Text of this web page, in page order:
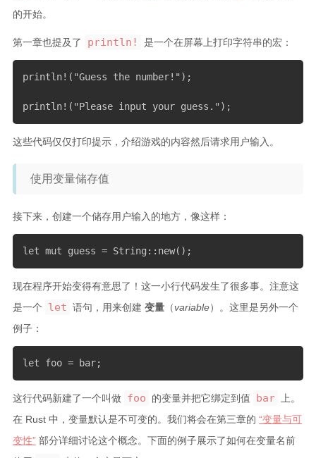
的开始。
第一章也提及了 println! 是一个在屏幕上打印字符串的宏：
println!("Guess the number!");
println!("Please input your guess.");
这些代码仅仅打印提示，介绍游戏的内容然后请求用户输入。
使用变量储存值
接下来，创建一个储存用户输入的地方，像这样：
let mut guess = String::new();
现在程序开始变得有意思了！这一小行代码发生了很多事。注意这
是一个
let 语句，用来创建 变量（variable）。这里是另外一个
例子：
let foo = bar;
这行代码新建了一个叫做 foo 的变量并把它绑定到值 bar
上。
在 Rust 中，变量默认是不可变的。我们将会在第三章的 “变量与可
变性” 部分详细讨论这个概念。下面的例子展示了如何在变量名前